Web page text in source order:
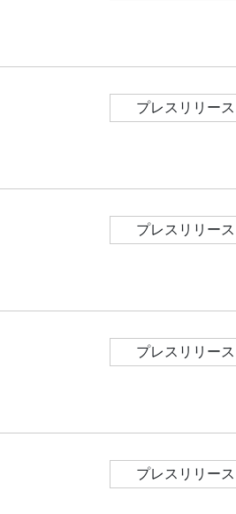
プレスリリース
プレスリリース
プレスリリース
プレスリリース